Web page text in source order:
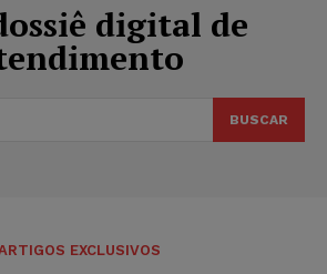
digital de
BUSCAR
EXCLUSIVOS